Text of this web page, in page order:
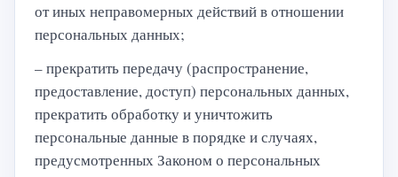
от иных неправомерных действий в отношении
персональных данных;
– прекратить передачу (распространение,
предоставление, доступ) персональных данных,
прекратить обработку и уничтожить
персональные данные в порядке и случаях,
предусмотренных Законом о персональных